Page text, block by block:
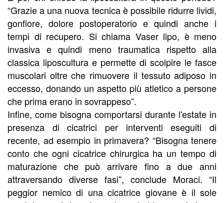
“Grazie a una nuova tecnica è possibile ridurre lividi,
gonfiore, dolore postoperatorio e quindi anche i
tempi di recupero. Si chiama Vaser lipo, è meno
invasiva e quindi meno traumatica rispetto alla
classica liposcultura e permette di scolpire le fasce
muscolari oltre che rimuovere il tessuto adiposo in
eccesso, donando un aspetto più atletico a persone
che prima erano in sovrappeso”.
Infine, come bisogna comportarsi durante l'estate in
presenza di cicatrici per interventi eseguiti di
recente, ad esempio in primavera? “Bisogna tenere
conto che ogni cicatrice chirurgica ha un tempo di
maturazione che può arrivare fino a due anni
attraversando diverse fasi”, conclude Moraci. “Il
peggior nemico di una cicatrice giovane è il sole